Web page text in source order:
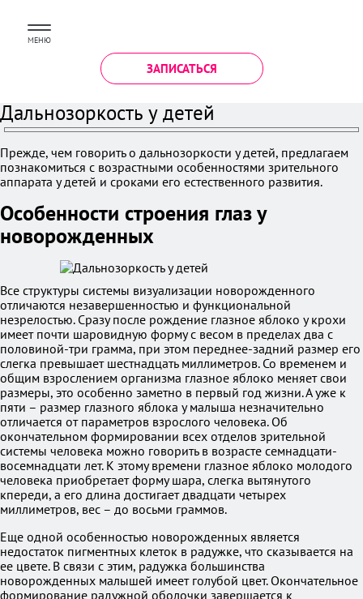
МЕНЮ
ЗАПИСАТЬСЯ
Дальнозоркость у детей
Прежде, чем говорить о дальнозоркости у детей, предлагаем
познакомиться с возрастными особенностями зрительного
аппарата у детей и сроками его естественного развития.
Особенности строения глаз у
новорожденных
Все структуры системы визуализации новорожденного
отличаются незавершенностью и функциональной
незрелостью. Сразу после рождение глазное яблоко у крохи
имеет почти шаровидную форму с весом в пределах два с
половиной-три грамма, при этом переднее-задний размер его
слегка превышает шестнадцать миллиметров. Со временем и
общим взрослением организма глазное яблоко меняет свои
размеры, это особенно заметно в первый год жизни. А уже к
пяти – размер глазного яблока у малыша незначительно
отличается от параметров взрослого человека. Об
окончательном формировании всех отделов зрительной
системы человека можно говорить в возрасте семнадцати-
восемнадцати лет. К этому времени глазное яблоко молодого
человека приобретает форму шара, слегка вытянутого
кпереди, а его длина достигает двадцати четырех
миллиметров, вес – до восьми граммов.
Еще одной особенностью новорожденных является
недостаток пигментных клеток в радужке, что сказывается на
ее цвете. В связи с этим, радужка большинства
новорожденных малышей имеет голубой цвет. Окончательное
формирование радужной оболочки завершается к